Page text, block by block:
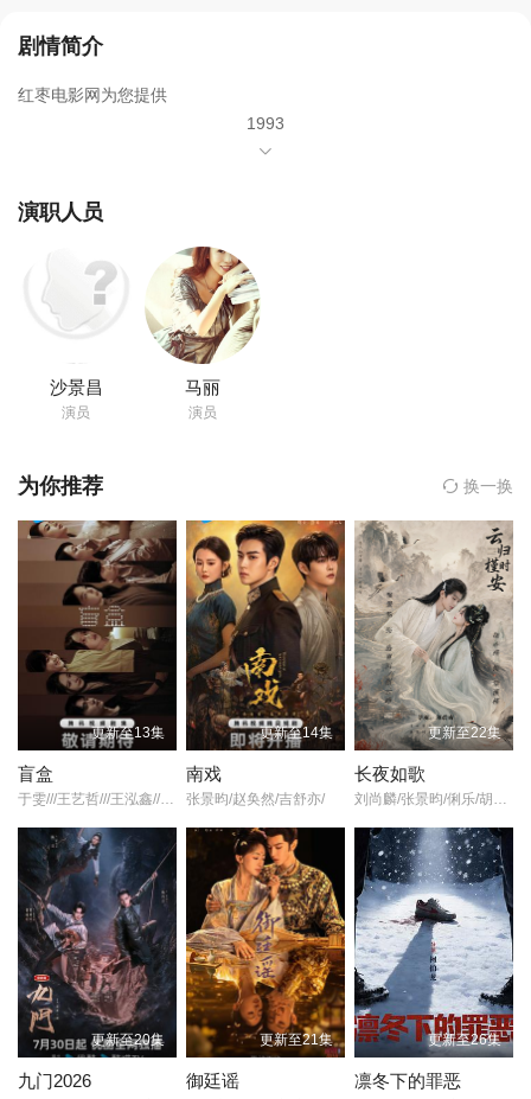
剧情简介
红枣电影网为您提供
1993
李孟尧
白秋林
袁霞
吴喜千
孔芮
马丽
主演,
陈国军
导演的《趟过男人河的女人》在线观看,《趟过男人河的女人》百度
云网盘资源以及《趟过男人河的女人》高清mp4迅雷下载，希望您
能喜欢！
山杏（李琳 饰）是一个淳朴善良的山里姑娘，爱上了扶贫干部玉生
（王海地 饰），两人却因为现实种种而未能走到一起。之后，山杏
嫁给了并不喜欢的大宝（张兆北 饰），并生下了他的孩子。日子就
这样一天一天的过着，某一日，大宝患有精神病的二叔忽然现身，
想要对孩子不利，大宝在冲动之下失手将二叔打死，自己亦疯了。
山杏失去了一切，还不得不照顾整日里疯疯癫癫的大宝。小木匠将
不堪忍受生活折磨的山杏带往了城里，两人住在同一屋檐下，可山
杏发现小木匠其实有妻儿，她被骗了。为了维持生计，山杏来到工
地打工，却始终逃不过被愚弄的命运。
演职人员
沙景昌
演员
马丽
演员
为你推荐 换一换
更新至13集
盲盒
更新至14集
南戏
张景昀/赵奂然/吉舒亦/
更新至22集
长夜如歌
更新至20集
九门2026
更新至21集
御廷谣
更新至26集
凛冬下的罪恶